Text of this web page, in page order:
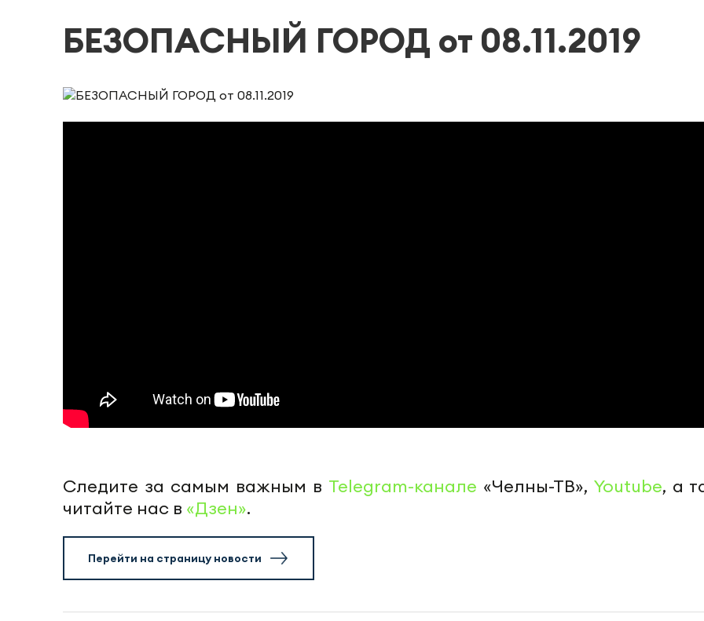
БЕЗОПАСНЫЙ ГОРОД от 08.11.2019
Следите за самым важным в Telegram-канале «Челны-ТВ», Youtube, а
читайте нас в «Дзен».
Перейти на страницу новости